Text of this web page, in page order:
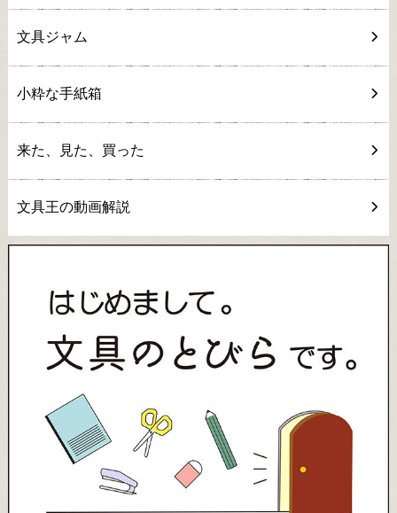
文具ジャム
小粋な手紙箱
来た、見た、買った
文具王の動画解説